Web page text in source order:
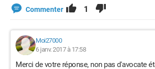
Commenter 1
Moi27000
6 janv. 2017 à 17:58
Merci de votre réponse, non pas d'avocate